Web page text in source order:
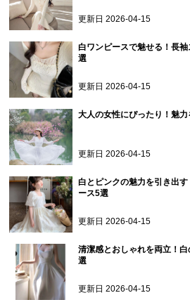
更新日2026-04-15
白ワンピースで魅せる！長
選
更新日2026-04-15
大人の女性にぴったり！魅
更新日2026-04-15
白とピンクの魅力を引き出
ース5選
更新日2026-04-15
清潔感とおしゃれを両立！
選
更新日2026-04-15